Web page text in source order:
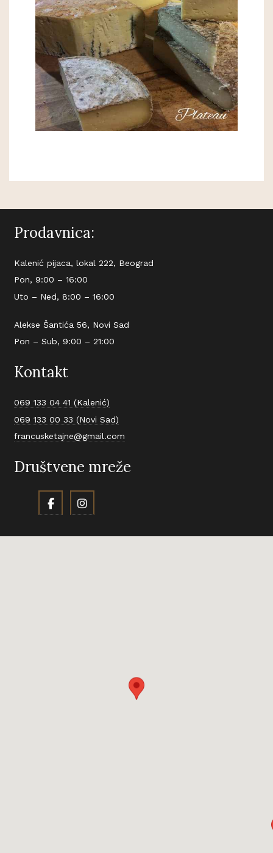
Prodavnica:
Kalenić pijaca, lokal 222, Beograd
Pon, 9:00 – 16:00
Uto – Ned, 8:00 – 16:00
Alekse Šantića 56, Novi Sad
Pon – Sub, 9:00 – 21:00
Kontakt
069 133 04 41 (Kalenić)
069 133 00 33 (Novi Sad)
francusketajne@gmail.com
Društvene mreže